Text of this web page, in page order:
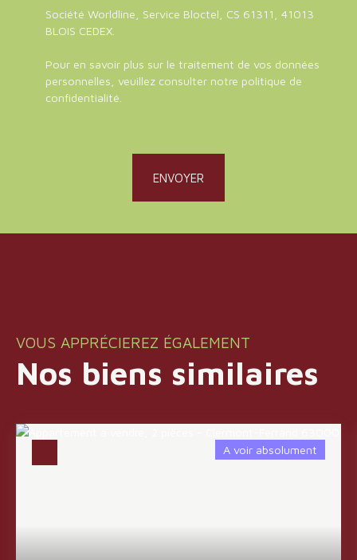
Société Worldline, Service Bloctel, CS 61311, 41013
BLOIS CEDEX.
Pour en savoir plus sur le traitement de vos données
personnelles, veuillez consulter notre politique de
confidentialité
ENVOYER
VOUS APPRÉCIEREZ ÉGALEMENT
Nos biens similaires
A voir absolument